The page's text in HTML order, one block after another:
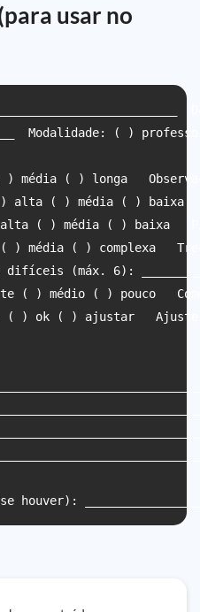
usar no
Modalidade: ( )
( ) longa
alta ( ) média ( ) baixa
( ) média ( ) baixa
média ( ) complexa
(máx. 6):
médio ( ) pouco   Como
ok ( ) ajustar   Ajuste